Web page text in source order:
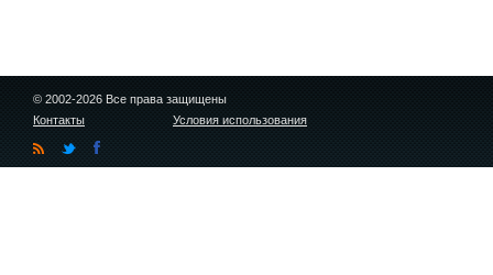
© 2002-2026 Все права защищены
Контакты
Условия использования